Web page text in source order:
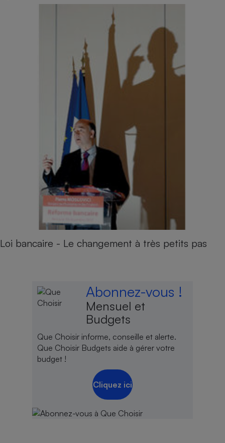
Loi bancaire - Le changement à très petits pas
Abonnez-vous !
Mensuel et
Budgets
Que Choisir informe, conseille et alerte.
Que Choisir Budgets aide à gérer votre
budget !
Cliquez ici